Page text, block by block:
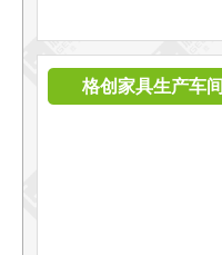
格创家具生产车